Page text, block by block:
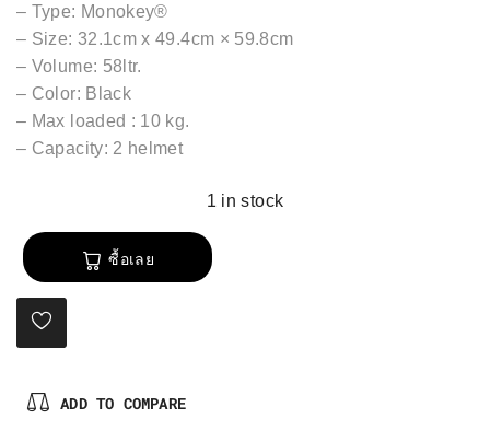
– Type: Monokey®
– Size: 32.1cm x 49.4cm × 59.8cm
– Volume: 58ltr.
– Color: Black
– Max loaded : 10 kg.
– Capacity: 2 helmet
1 in stock
ซื้อเลย
ADD TO COMPARE